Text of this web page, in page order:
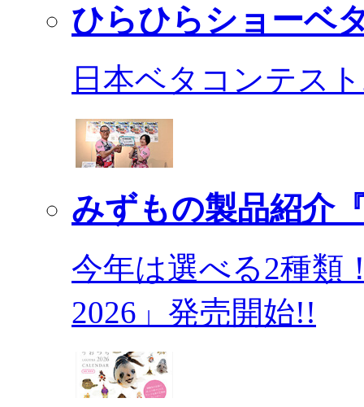
ひらひらショーベ
日本ベタコンテス
みずもの製品紹介
今年は選べる2種類
2026」発売開始!!